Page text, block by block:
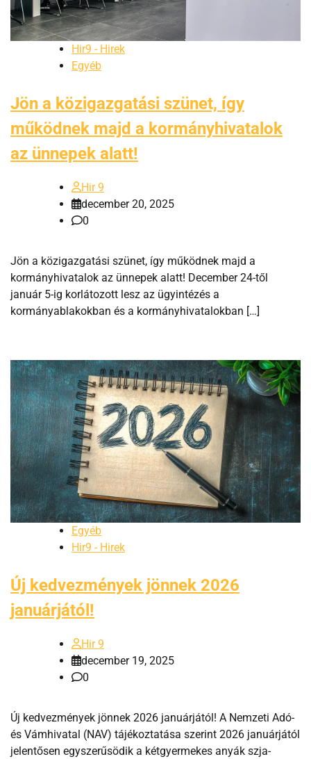
Hir9 - Hirek
Egyéb
Jön a közigazgatási szünet, így
működnek majd a kormányhivatalok
az ünnepek alatt!
Hir 9
december 20, 2025
0
Jön a közigazgatási szünet, így működnek majd a
kormányhivatalok az ünnepek alatt! December 24-től
január 5-ig korlátozott lesz az ügyintézés a
kormányablakokban és a kormányhivatalokban […]
Egyéb
Hir9 - Hirek
Új kedvezmények jönnek 2026
januárjától!
Hir 9
december 19, 2025
0
Új kedvezmények jönnek 2026 januárjától! A Nemzeti Adó-
és Vámhivatal (NAV) tájékoztatása szerint 2026 januárjától
jelentősen egyszerűsödik a kétgyermekes anyák szja-